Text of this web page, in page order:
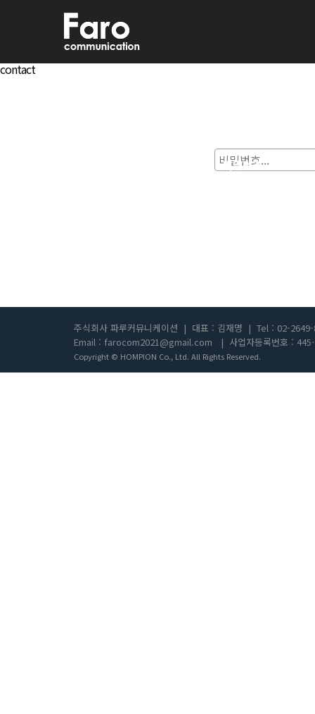
contact
비밀번호
주식회사 파루커뮤니케이션 | 대표 : 김재명 | Tel : 02-
Email : farocom2021@gmail.com
| 사업자등록번호 :
Copyright © HOMPION Co., Ltd. All Rights Reserved.